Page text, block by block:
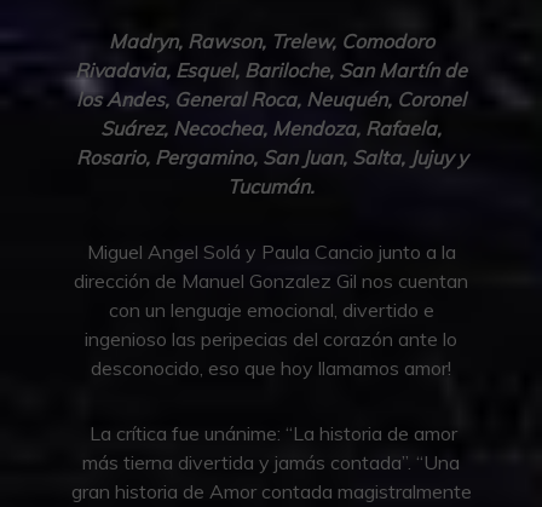
Madryn, Rawson, Trelew, Comodoro
Rivadavia, Esquel, Bariloche, San Martín de
los Andes, General Roca, Neuquén, Coronel
Suárez, Necochea, Mendoza, Rafaela,
Rosario, Pergamino, San Juan, Salta, Jujuy y
Tucumán.
Miguel Angel Solá y Paula Cancio junto a la
dirección de Manuel Gonzalez Gil nos cuentan
con un lenguaje emocional, divertido e
ingenioso las peripecias del corazón ante lo
desconocido, eso que hoy llamamos amor!
La crítica fue unánime: “La historia de amor
más tierna divertida y jamás contada”. “Una
gran historia de Amor contada magistralmente